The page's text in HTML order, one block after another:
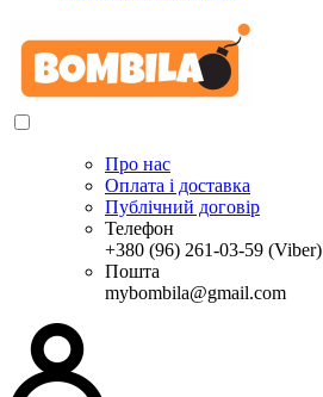
Про нас
Оплата і доставка
Публічний договір
Телефон
+380 (96) 261-03-59 (Viber)
Пошта
mybombila@gmail.com